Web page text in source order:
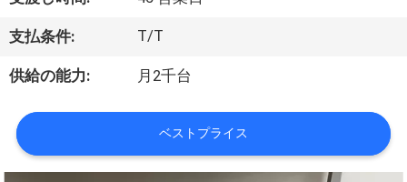
案
内
品
支払条件: T/T
供給の能力: 月2千台
ベストプライス